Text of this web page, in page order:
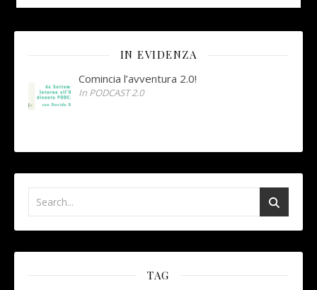
IN EVIDENZA
Comincia l’avventura 2.0!
In PODCAST 2.0
TAG